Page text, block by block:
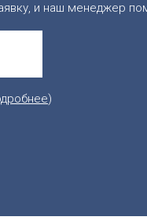
и наш менеджер
)